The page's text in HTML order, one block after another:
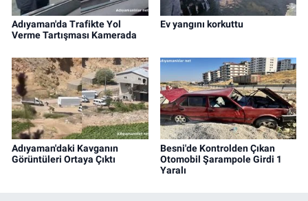
Adıyaman'da Trafikte Yol
Verme Tartışması Kamerada
Ev yangını korkuttu
Adıyaman'daki Kavganın
Görüntüleri Ortaya Çıktı
Besni'de Kontrolden Çıkan
Otomobil Şarampole Girdi 1
Yaralı